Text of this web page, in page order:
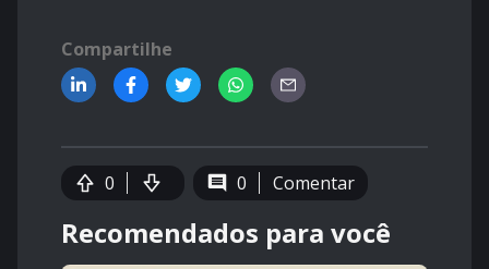
Compartilhe
0 0 Comentar
Recomendados para você